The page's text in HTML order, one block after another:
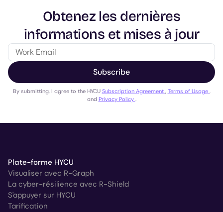
Obtenez les dernières
informations et mises à jour
Subscribe
By submitting, I agree to the HYCU Subscription Agreement , Terms of Usage ,
and Privacy Policy .
Plate-forme HYCU
Visualiser avec R-Graph
La cyber-résilience avec R-Shield
S'appuyer sur HYCU
Tarification